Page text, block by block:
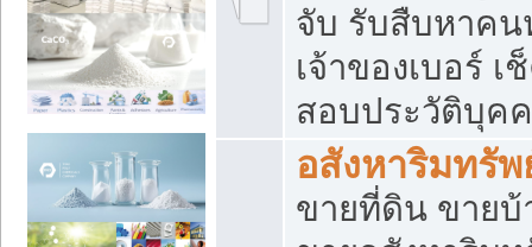
จับ รับสืบหาคน
เจ้าของเบอร์
สอบประวัติบุค
อสังหาริมทรัพ
ขายที่ดิน ขายบ้